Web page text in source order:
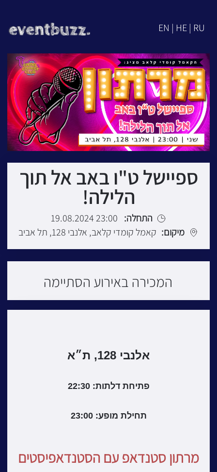
EN | HE | RU
ספיישל ט"ו באב אל תוך
הלילה!
התחלה: 23:00 19.08.2024
מיקום: קאמל קומדי קלאב, אלנבי 128, תל אביב
המכירה באירוע הסתיימה
אלנבי 128, ת״א
פתיחת דלתות: 22:30
תחילת מופע: 23:00
מרתון סטנדאפ עם הסטנדאפיסטים